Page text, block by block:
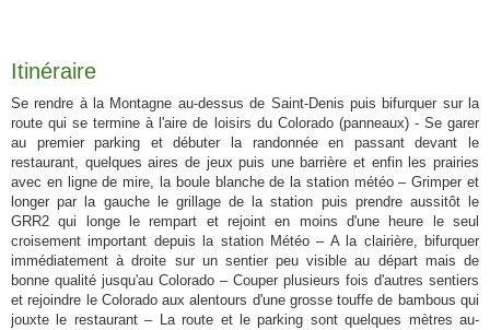
Itinéraire
Se rendre à la Montagne au-dessus de Saint-Denis puis bifurquer sur la
route qui se termine à l'aire de loisirs du Colorado (panneaux) - Se garer
au premier parking et débuter la randonnée en passant devant le
restaurant, quelques aires de jeux puis une barrière et enfin les prairies
avec en ligne de mire, la boule blanche de la station météo – Grimper et
longer par la gauche le grillage de la station puis prendre aussitôt le
GRR2 qui longe le rempart et rejoint en moins d'une heure le seul
croisement important depuis la station Météo – A la clairière, bifurquer
immédiatement à droite sur un sentier peu visible au départ mais de
bonne qualité jusqu'au Colorado – Couper plusieurs fois d'autres sentiers
et rejoindre le Colorado aux alentours d'une grosse touffe de bambous qui
jouxte le restaurant – La route et le parking sont quelques mètres au-